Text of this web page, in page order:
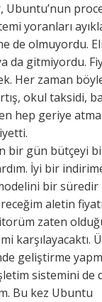
Ubuntu’nun
yoranları
de olmuyordu.
da gitmiyordu.
Her zaman
okul taksidi,
hep geriye
bir gün bütçeyi
İyi bir
bir süredir
aletin fiyatı
zaten
karşılayacaktı.
geliştirme
sistemini de
Bu kez Ubuntu